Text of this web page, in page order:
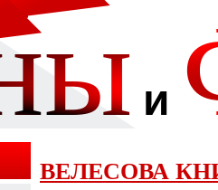
ВЕЛЕСОВА